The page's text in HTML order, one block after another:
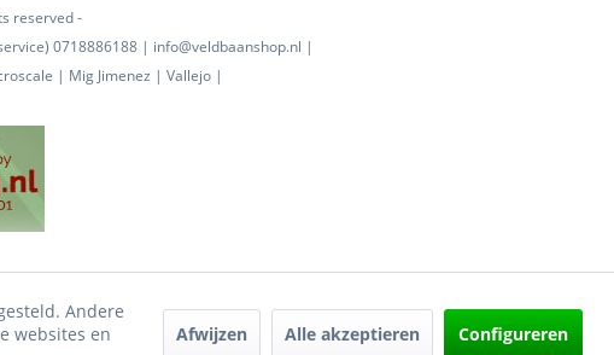
reserved -
0718886188 | info@veldbaanshop.nl |
| Mig Jimenez | Vallejo |
Andere
websites en
Afwijzen Alle akzeptieren Configureren